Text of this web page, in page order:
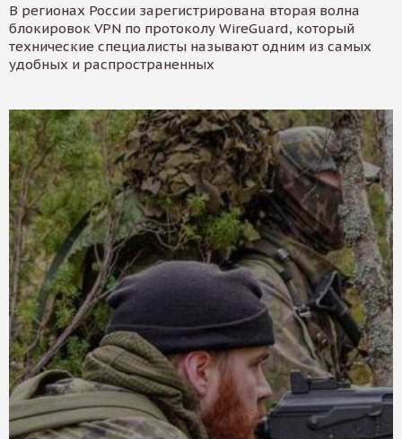
В регионах России зарегистрирована вторая волна
блокировок VPN по протоколу WireGuard, который
технические специалисты называют одним из самых
удобных и распространенных